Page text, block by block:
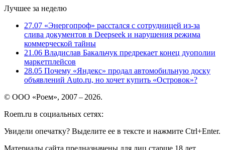
Лучшее за неделю
27.07 «Энергопроф» расстался с сотрудницей из-за
слива документов в Deepseek и нарушения режима
коммерческой тайны
21.06 Владислав Бакальчук предрекает конец дуополии
маркетплейсов
28.05 Почему «Яндекс» продал автомобильную доску
объявлений Auto.ru, но хочет купить «Островок»?
© ООО «Роем», 2007 – 2026.
Roem.ru в социальных сетях:
Увидели опечатку? Выделите ее в тексте и нажмите Ctrl+Enter.
Материалы сайта предназначены для лиц старше 18 лет.